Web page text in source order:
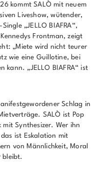
kommt SALÒ mit neuem
Liveshow, wütender,
„JELLO BIAFRA“,
Frontman, zeigt
„Miete wird nicht teurer
wie eine Guillotine, bei
kann. „JELLO BIAFRA“ ist
Schlag in
SALÒ ist Pop
Synthesizer. Wer ihn
ist Eskalation mit
von Männlichkeit, Moral
bleibt.